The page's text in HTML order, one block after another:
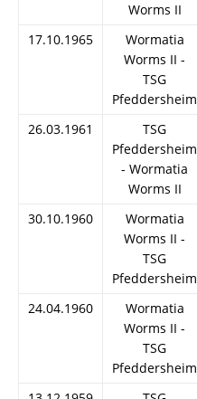
Worms II
17.10.1965
Wormatia
Worms II -
TSG
Pfeddersheim
26.03.1961
TSG
Pfeddersheim
- Wormatia
Worms II
30.10.1960
Wormatia
Worms II -
TSG
Pfeddersheim
24.04.1960
Wormatia
Worms II -
TSG
Pfeddersheim